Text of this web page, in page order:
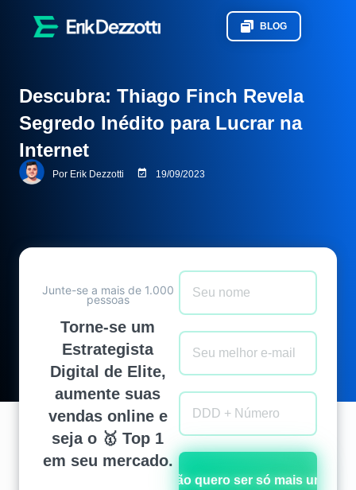
BLOG
Descubra: Thiago Finch Revela
Segredo Inédito para Lucrar na
Internet
Por Erik Dezzotti 19/09/2023
Junte-se a mais de 1.000
pessoas
Torne-se um
Estrategista
Digital de Elite,
aumente suas
vendas online e
seja o 🥇 Top 1
em seu mercado.
Não quero ser só mais um!